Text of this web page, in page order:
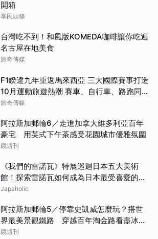
開箱
享民頭條
台灣吃不到！和風版KOMEDA咖啡讓你吃遍
名古屋在地美食
旅奇傳媒
F1睽違九年重返馬來西亞 三大國際賽事打造
10月運動旅遊熱潮 賽車、自行車、路跑同週
登場
旅奇傳媒
阿拉斯加郵輪6／走進加拿大維多利亞百年
豪宅 用英式下午茶感受花園城市優雅氛圍
鏡週刊
《我們的雷諾瓦》特展巡迴日本五大美術
館！探索雷諾瓦如何成為日本最受喜愛的印
象派畫家
Japaholic
阿拉斯加郵輪5／停靠史凱威怎麼玩？搭世
界最美景觀鐵路 穿越百年淘金路看盡冰
河、峽谷與雪山
鏡週刊